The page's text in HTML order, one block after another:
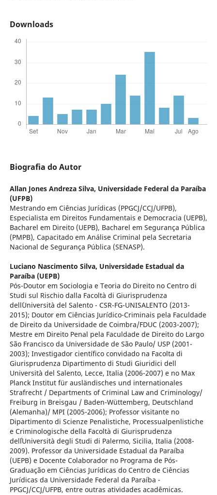
Downloads
Biografia do Autor
Allan Jones Andreza Silva, Universidade Federal da Paraíba
(UFPB)
Mestrando em Ciências Jurídicas (PPGCJ/CCJ/UFPB),
Especialista em Direitos Fundamentais e Democracia (UEPB),
Bacharel em Direito (UEPB), Bacharel em Segurança Pública
(PMPB), Capacitado em Análise Criminal pela Secretaria
Nacional de Segurança Pública (SENASP).
Luciano Nascimento Silva, Universidade Estadual da
Paraíba (UEPB)
Pós-Doutor em Sociologia e Teoria do Direito no Centro di
Studi sul Rischio dalla Facoltà di Giurisprudenza
dell`Università del Salento - CSR-FG-UNISALENTO (2013-
2015); Doutor em Ciências Jurídico-Criminais pela Faculdade
de Direito da Universidade de Coimbra/FDUC (2003-2007);
Mestre em Direito Penal pela Faculdade de Direito do Largo
São Francisco da Universidade de São Paulo/ USP (2001-
2003); Investigador científico convidado na Facolta di
Giurisprudenza Dipartimento di Studi Giuridici dell
Università del Salento, Lecce, Italia (2006-2007) e no Max
Planck Institut für ausländisches und internationales
Strafrecht / Departments of Criminal Law and Criminology/
Freiburg in Breisgau / Baden-Wüttemberg, Deutschland
(Alemanha)/ MPI (2005-2006); Professor visitante no
Dipartimento di Scienze Penalistiche, Processualpenlistiche
e Criminologische della Facoltà di Giurisprudenza
dellʾUniversità degli Studi di Palermo, Sicilia, Italia (2008-
2009). Professor da Universidade Estadual da Paraíba
(UEPB) e Docente Colaborador no Programa de Pós-
Graduação em Ciências Jurídicas do Centro de Ciências
Jurídicas da Universidade Federal da Paraíba -
PPGCJ/CCJ/UFPB, entre outras atividades acadêmicas.